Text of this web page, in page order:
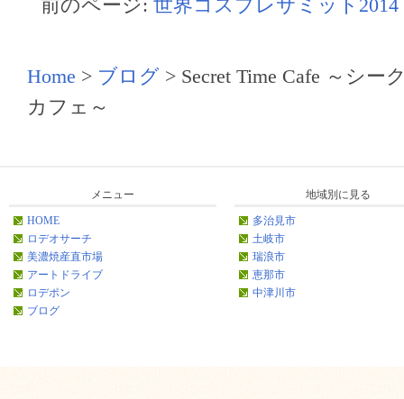
前のページ: 世界コスプレサミット2014
Home > ブログ > Secret Time Cafe ～シー
カフェ～
メニュー
HOME
ロデオサーチ
美濃焼産直市場
アートドライブ
ロデポン
ブログ
地域別に見る
多治見市
土岐市
瑞浪市
恵那市
中津川市